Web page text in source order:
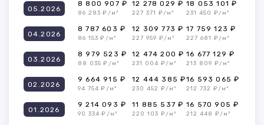
05.2026
8 800 907 ₽
86 283 ₽/м²
12 278 029 ₽
227 371 ₽/м²
18 053 101 ₽
231 450 ₽/м²
04.2026
8 787 603 ₽
86 153 ₽/м²
12 309 773 ₽
227 959 ₽/м²
17 759 123 ₽
227 681 ₽/м²
03.2026
8 979 523 ₽
88 035 ₽/м²
12 474 200 ₽
231 004 ₽/м²
16 677 129 ₽
213 809 ₽/м²
02.2026
9 664 915 ₽
94 754 ₽/м²
12 444 385 ₽
230 452 ₽/м²
16 593 065 ₽
212 732 ₽/м²
01.2026
9 214 093 ₽
90 334 ₽/м²
11 885 537 ₽
220 103 ₽/м²
16 570 905 ₽
212 448 ₽/м²